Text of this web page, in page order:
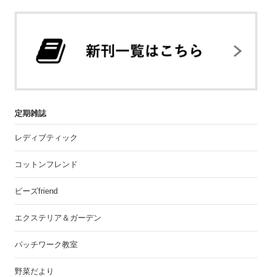
定期雑誌
レディブティック
コットンフレンド
ビーズfriend
エクステリア＆ガーデン
パッチワーク教室
野菜だより